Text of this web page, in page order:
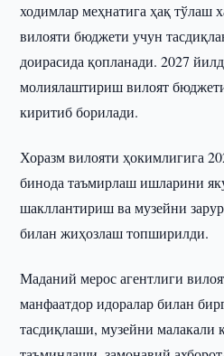
ходимлар меҳнатига ҳақ тўлаш
вилояти бюджети учун
доирасида қопланади. 2027
молиялаштириш вилоят
киритиб борилади.
Хоразм вилояти ҳокимлигига
бинода таъмирлаш ишларини
шакллантириш ва музейни
билан жиҳозлаш топширилди.
Маданий мерос агентлиги
манфаатдор идоралар билан
тасдиқлаши, музейни малакали